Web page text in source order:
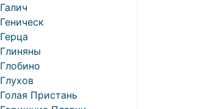
Галич
Геническ
Герца
Глиняны
Глобино
Глухов
Голая Пристань